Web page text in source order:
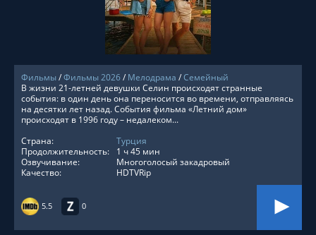
Фильмы/Фильмы 2026/ Мелодрама /Семейный
5.5 0
В жизни 21-летней девушки Селин происходят странные
события: в один день она переносится во времени, отправляясь
на десятки лет назад. События фильма «Летний дом»
происходят в 1996 году – недалеком...
Страна:
Турция
Продолжительность:
1 ч 45 мин
Озвучивание:
Многоголосый закадровый
Качество:
HDTVRip